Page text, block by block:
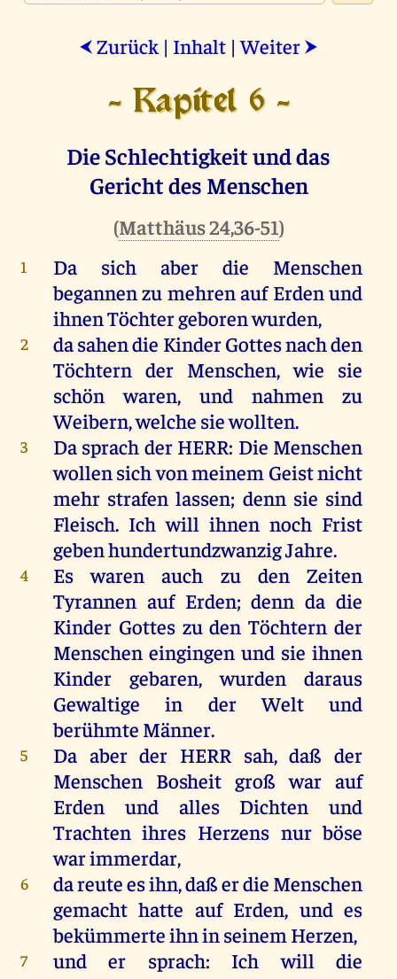
⮜ Zurück | Inhalt |Weiter ⮞
- Kapitel 6 -
Die Schlechtigkeit und das
Gericht des Menschen
(Matthäus 24,36-51)
1 Da sich aber die Menschen
begannenzu mehrenauf Erdenund
ihnenTöchtergeborenwurden,
2 dasahendie KinderGottesnachden
Töchternder Menschen, wie sie
schönwaren, undnahmen zu
Weibern, welche siewollten.
3 Da sprach der HERR: Die Menschen
wollen sich von meinem Geistnicht
mehrstrafenlassen; dennsie sind
Fleisch. Ich will ihnen noch Frist
gebenhundertundzwanzigJahre.
4 Es waren auch zu denZeiten
Tyrannenauf Erden; dennda die
Kinder Gotteszu denTöchtern der
Menschen eingingenund sie ihnen
Kinder gebaren, wurdendaraus
Gewaltige in derWeltund
berühmte Männer.
5 Da aber der HERR sah, daß der
Menschen Bosheit groß war auf
Erdenund alles Dichten und
Trachtenihres Herzens nur böse
warimmerdar,
6 da reuteesihn, daß er die Menschen
gemachthatte auf Erden, und es
bekümmerteihninseinem Herzen,
7 under sprach: Ich will die